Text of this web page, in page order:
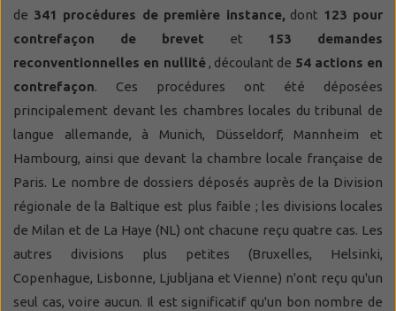
de 341 procédures de première instance, dont 123 pour
contrefaçon de brevet et 153 demandes
reconventionnelles en nullité, découlant de 54 actions en
contrefaçon. Ces procédures ont été déposées
principalement devant les chambres locales du tribunal de
langue allemande, à Munich, Düsseldorf, Mannheim et
Hambourg, ainsi que devant la chambre locale française de
Paris. Le nombre de dossiers déposés auprès de la Division
régionale de la Baltique est plus faible ; les divisions locales
de Milan et de La Haye (NL) ont chacune reçu quatre cas. Les
autres divisions plus petites (Bruxelles, Helsinki,
Copenhague, Lisbonne, Ljubljana et Vienne) n'ont reçu qu'un
seul cas, voire aucun. Il est significatif qu'un bon nombre de